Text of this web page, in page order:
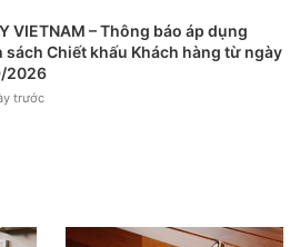
VIETNAM – Thông báo áp dụng
sách Chiết khấu Khách hàng từ ngày
2026
trước